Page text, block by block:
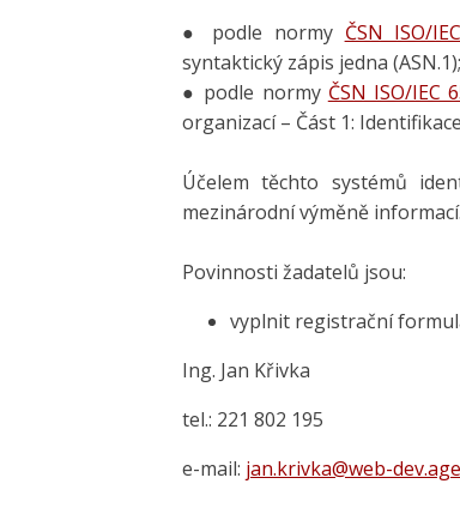
● podle normy ČSN ISO/
syntaktický zápis jedna
● podle normy ČSN ISO/IEC
organizací – Část 1:
Účelem těchto systémů
mezinárodní výměně informací.
Povinnosti žadatelů jsou:
vyplnit registrační
Ing. Jan Křivka
tel.: 221 802 195
e-mail: jan.krivka@web-